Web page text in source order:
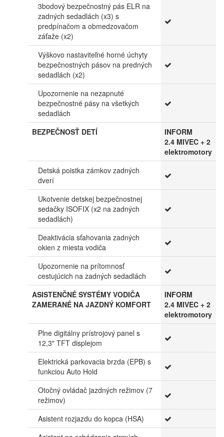
3bodový bezpečnostný pás ELR na
zadných sedadlách (x3) s
predpínačom a obmedzovačom
záťaže (x2)
Výškovo nastaviteľné horné úchyty
bezpečnostných pásov na predných
sedadlách (x2)
Upozornenie na nezapnuté
bezpečnostné pásy na všetkých
sedadlách
BEZPEČNOSŤ DETÍ
INFORM
2.4 MIVEC + 2
elektromotory
Detská poistka zámkov zadných
dverí
Ukotvenie detskej bezpečnostnej
sedačky ISOFIX (x2 na zadných
sedadlách)
Deaktivácia sťahovania zadných
okien z miesta vodiča
Upozornenie na prítomnosť
cestujúcich na zadných sedadlách
ASISTENČNÉ SYSTÉMY VODIČA
ZAMERANÉ NA JAZDNÝ KOMFORT
INFORM
2.4 MIVEC + 2
elektromotory
Plne digitálny prístrojový panel s
12,3" TFT displejom
Elektrická parkovacia brzda (EPB) s
funkciou Auto Hold
Otočný ovládač jazdných režimov (7
režimov)
Asistent rozjazdu do kopca (HSA)